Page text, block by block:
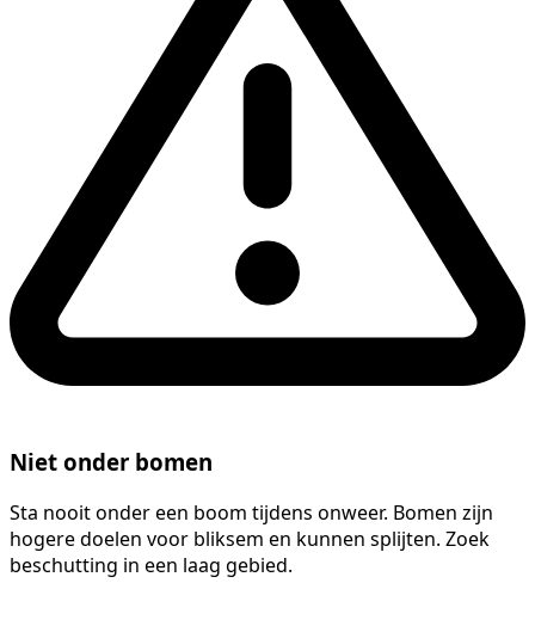
Niet onder bomen
Sta nooit onder een boom tijdens onweer. Bomen zijn
hogere doelen voor bliksem en kunnen splijten. Zoek
beschutting in een laag gebied.